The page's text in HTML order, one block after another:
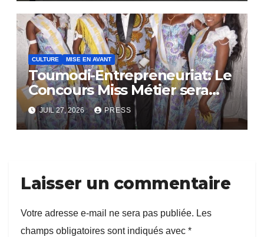
CULTURE MISE EN AVANT
Toumodi-Entrepreneuriat: Le
Concours Miss Métier sera
bientôt lance.
JUIL 27, 2026 PRESS
Laisser un commentaire
Votre adresse e-mail ne sera pas publiée. Les
champs obligatoires sont indiqués avec *